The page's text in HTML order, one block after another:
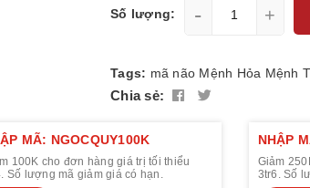
Số lượng: - +
Tags: mã não Mệnh Hỏa Mệnh
Chia sẻ:
MÃ: NGOCQUY100K
100K cho đơn hàng giá trị tối thiểu
Số lượng mã giảm giá có hạn.
NHẬP
Giảm
3tr6. Số